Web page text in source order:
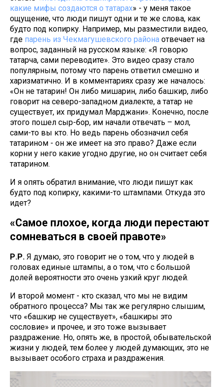
какие мифы создаются о татарах» - у меня такое
ощущение, что люди пишут одни и те же слова, как
будто под копирку. Например, мы разместили видео,
где парень из Чекмагушевского района отвечает на
вопрос, заданный на русском языке: «Я говорю
татарча, сами переводите». Это видео сразу стало
популярным, потому что парень ответил смешно и
харизматично. И в комментариях сразу же началось:
«Он не татарин! Он либо мишарин, либо башкир, либо
говорит на северо-западном диалекте, а татар не
существует, их придумал Марджани». Конечно, после
этого пошел сыр-бор, им начали отвечать – мол,
сами-то вы кто. Но ведь парень обозначил себя
татарином - он же имеет на это право? Даже если
корни у него какие угодно другие, но он считает себя
татарином.
И я опять обратил внимание, что люди пишут как
будто под копирку, какими-то штампами. Откуда это
идет?
«Самое плохое, когда люди перестают
сомневаться в своей правоте»
Р.Р. Я думаю, это говорит не о том, что у людей в
головах единые штампы, а о том, что с большой
долей вероятности это очень узкий круг людей.
И второй момент - кто сказал, что мы не видим
обратного процесса? Мы так же регулярно слышим,
что «башкир не существует», «башкиры это
сословие» и прочее, и это тоже вызывает
раздражение. Но, опять же, в простой, обывательской
жизни у людей, тем более у людей думающих, это не
вызывает особого страха и раздражения.